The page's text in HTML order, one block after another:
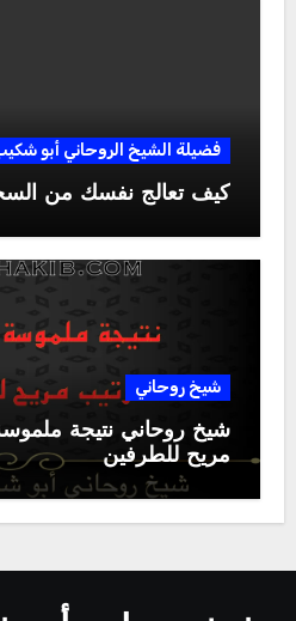
فضيلة الشيخ الروحاني أبو
كيف تعالج نفسك من
شيخ روحاني
شيخ روحاني نتيجة
مريح للطرفين